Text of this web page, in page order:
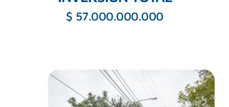
$ 57.000.000.000